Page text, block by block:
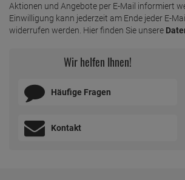
Aktionen und Angebote per E-Mail informiert
Einwilligung kann jederzeit am Ende jeder E-
widerrufen werden. Hier finden Sie unsere
Wir helfen Ihnen!
Häufige Fragen
Kontakt